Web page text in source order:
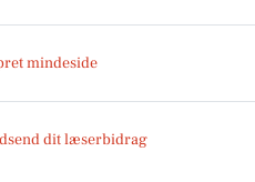
mindeside
dit læserbidrag